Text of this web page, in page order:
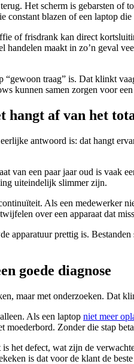
Het scherm is gebarsten
constant blazen of een laptop
of frisdrank kan direct
maakt in zo’n geval
“gewoon traag” is. Dat klinkt
kunnen samen zorgen voor
hangt af van het
antwoord is: dat hangt
van een paar jaar oud is vaak
uiteindelijk slimmer zijn.
Als een medewerker
over een apparaat dat
apparatuur prettig is.
goede diagnose
maar met onderzoeken. Dat
Als een laptop niet meer
Zonder die stap
het defect, wat zijn de
is dat voor de klant de